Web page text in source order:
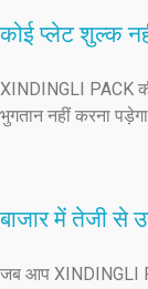
कोई प्लेट शुल्क
XINDINGLI PACK
भुगतान नहीं करना
बाजार में तेजी से
जब आप XINDINGLI